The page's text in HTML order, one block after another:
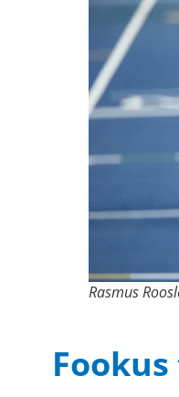
Rasmus